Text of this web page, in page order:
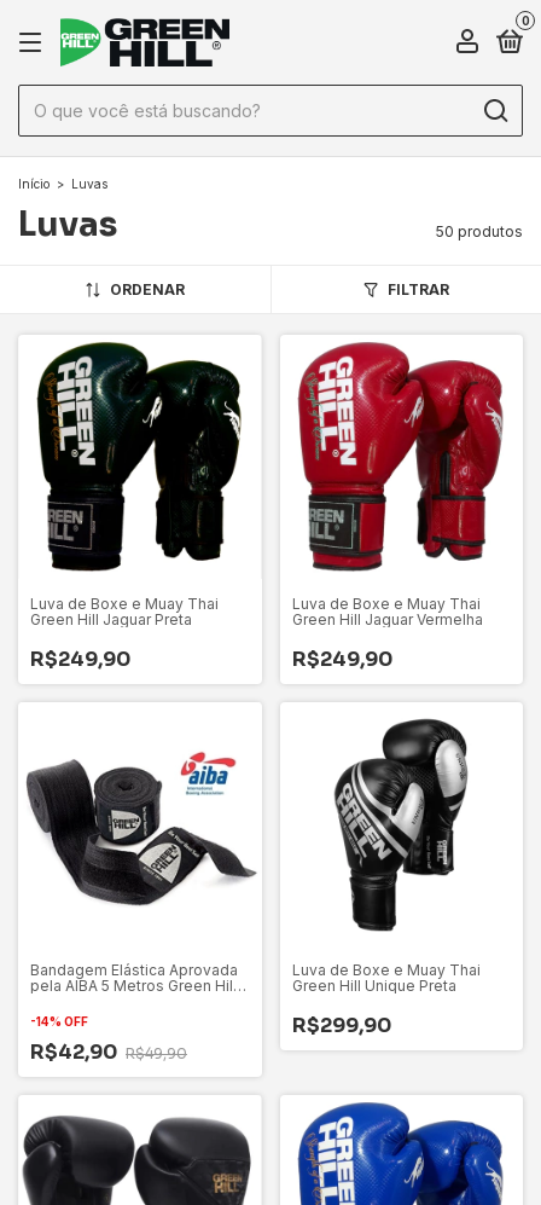
0
Início > Luvas
Luvas 50 produtos
ORDENAR FILTRAR
Luva de Boxe e Muay Thai
Green Hill Jaguar Preta
R$249,90
Luva de Boxe e Muay Thai
Green Hill Jaguar Vermelha
R$249,90
Bandagem Elástica Aprovada
pela AIBA 5 Metros Green Hill
-14% OFF
R$42,90 R$49,90
Luva de Boxe e Muay Thai
Green Hill Unique Preta
R$299,90